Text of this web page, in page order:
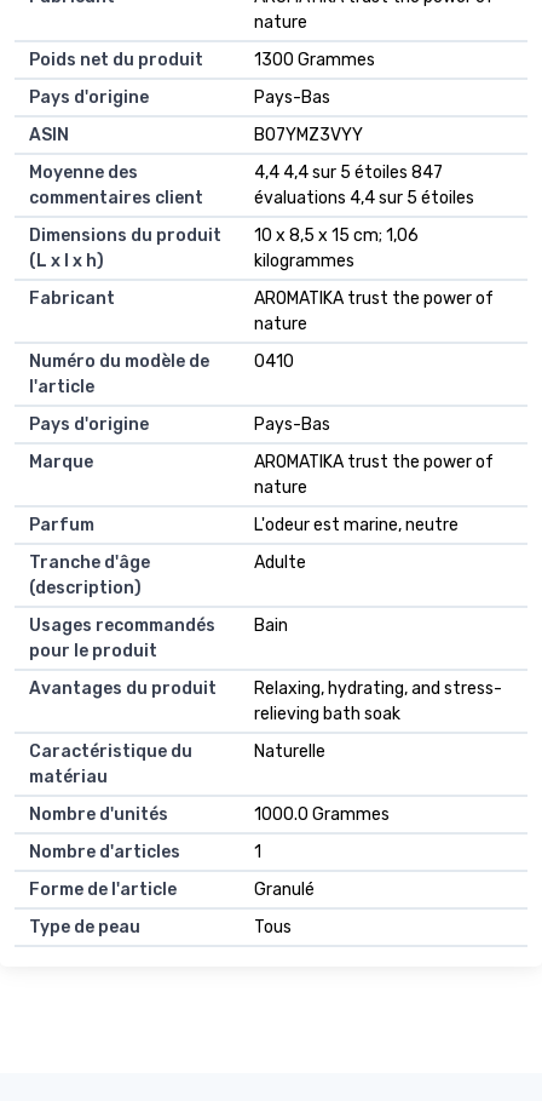
nature
Poids net du produit
‎1300 Grammes
Pays d'origine
‎Pays-Bas
ASIN
B07YMZ3VYY
Moyenne des
commentaires client
4,4 4,4 sur 5 étoiles 847
évaluations 4,4 sur 5 étoiles
Dimensions du produit
(L x l x h)
10 x 8,5 x 15 cm; 1,06
kilogrammes
Fabricant
AROMATIKA trust the power of
nature
Numéro du modèle de
l'article
0410
Pays d'origine
Pays-Bas
Marque
AROMATIKA trust the power of
nature
Parfum
L'odeur est marine, neutre
Tranche d'âge
(description)
Adulte
Usages recommandés
pour le produit
Bain
Avantages du produit
Relaxing, hydrating, and stress-
relieving bath soak
Caractéristique du
matériau
Naturelle
Nombre d'unités
1000.0 Grammes
Nombre d'articles
1
Forme de l'article
Granulé
Type de peau
Tous